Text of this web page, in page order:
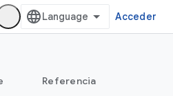
Acceder
Referencia